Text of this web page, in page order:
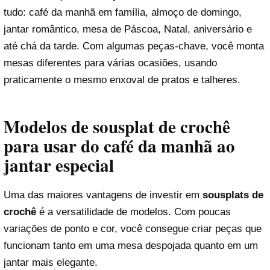
tudo: café da manhã em família, almoço de domingo,
jantar romântico, mesa de Páscoa, Natal, aniversário e
até chá da tarde. Com algumas peças-chave, você monta
mesas diferentes para várias ocasiões, usando
praticamente o mesmo enxoval de pratos e talheres.
Modelos de sousplat de crochê
para usar do café da manhã ao
jantar especial
Uma das maiores vantagens de investir em sousplats de
crochê é a versatilidade de modelos. Com poucas
variações de ponto e cor, você consegue criar peças que
funcionam tanto em uma mesa despojada quanto em um
jantar mais elegante.